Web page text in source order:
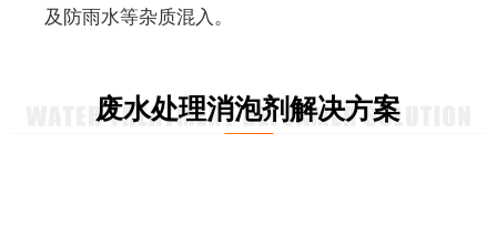
及防雨水等杂质混入。
废水处理消泡剂解决方案